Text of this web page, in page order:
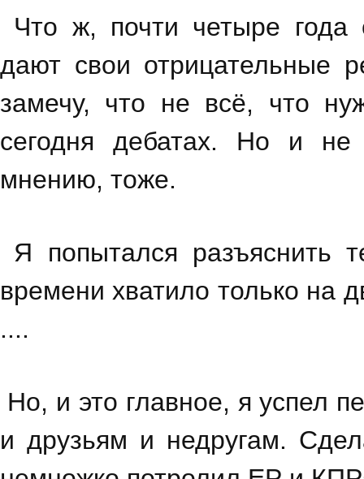
Что ж, почти четыре года
дают свои отрицательные
замечу, что не всё, что
сегодня дебатах. Но и
мнению, тоже.
Я попытался разъяснить
времени хватило только на
....
Но, и это главное, я успел
и друзьям и недругам.